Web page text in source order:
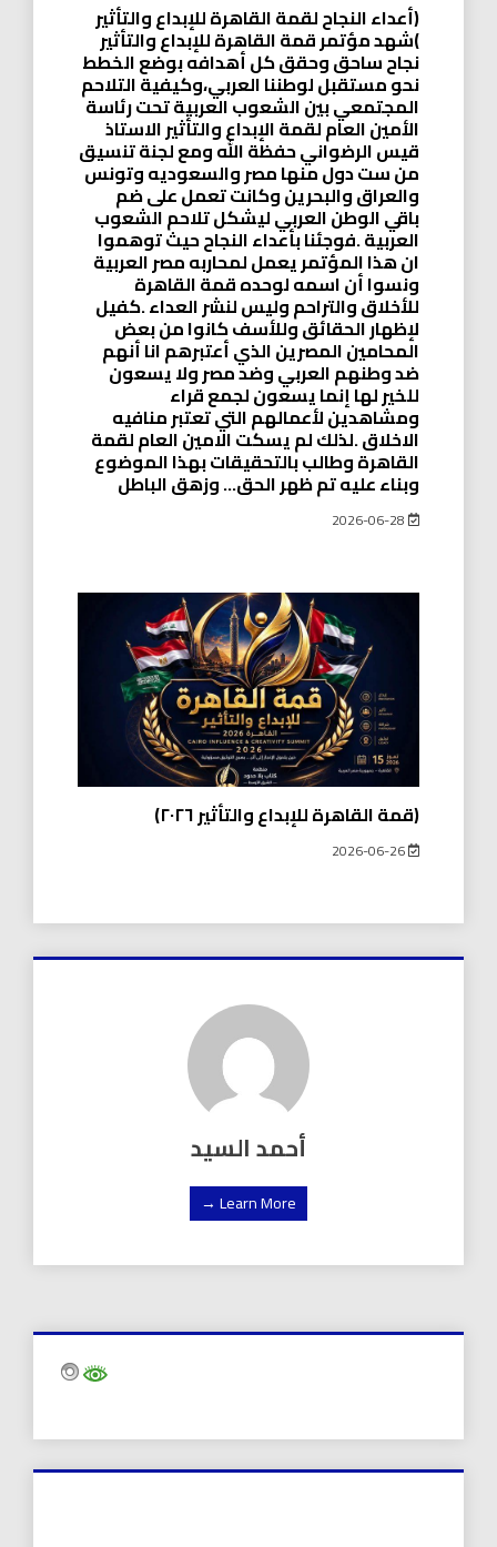
(أعداء النجاح لقمة القاهرة للإبداع والتأثير
)شهد مؤتمر قمة القاهرة للإبداع والتأثير
نجاح ساحق وحقق كل أهدافه بوضع الخطط
نحو مستقبل لوطننا العربي،وكيفية التلاحم
المجتمعي بين الشعوب العربية تحت رئاسة
الأمين العام لقمة الإبداع والتأثير الاستاذ
قيس الرضواني حفظة الله ومع لجنة تنسيق
من ست دول منها مصر والسعوديه وتونس
والعراق والبحرين وكانت تعمل على ضم
باقي الوطن العربي ليشكل تلاحم الشعوب
العربية .فوجئنا بأعداء النجاح حيث توهموا
ان هذا المؤتمر يعمل لمحاربه مصر العربية
ونسوا أن اسمه لوحده قمة القاهرة
للأخلاق والتراحم وليس لنشر العداء .كفيل
لإظهار الحقائق وللأسف كانوا من بعض
المحامين المصرين الذي أعتبرهم انا أنهم
ضد وطنهم العربي وضد مصر ولا يسعون
للخير لها إنما يسعون لجمع قراء
ومشاهدين لأعمالهم التي تعتبر منافيه
الاخلاق .لذلك لم يسكت الامين العام لقمة
القاهرة وطالب بالتحقيقات بهذا الموضوع
وبناء عليه تم ظهر الحق… وزهق الباطل
(قمة القاهرة للإبداع والتأثير ٢٠٢٦)
2026-06-26
أحمد السيد
Learn More →